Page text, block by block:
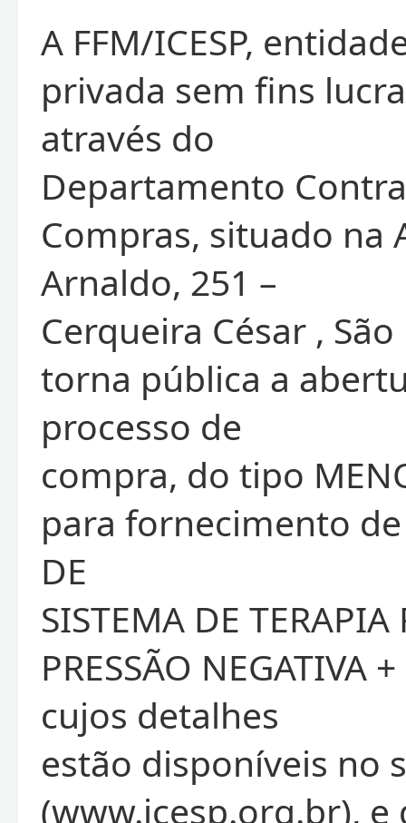
A FFM/ICESP,
privada sem fins
através do
Departamento
Compras, situado na
Arnaldo, 251 –
Cerqueira César , São
torna pública a
processo de
compra, do tipo
para fornecimento de
DE
SISTEMA DE TERAPIA
PRESSÃO NEGATIVA
cujos detalhes
estão disponíveis no
(www.icesp.org.br), e